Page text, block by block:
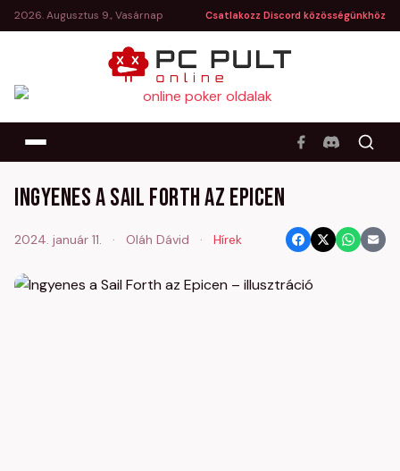
2026. Augusztus 9., Vasárnap Csatlakozz Discord közösségünkhöz
Ingyenes a Sail Forth az Epicen
2024. január 11. · Oláh Dávid · Hírek